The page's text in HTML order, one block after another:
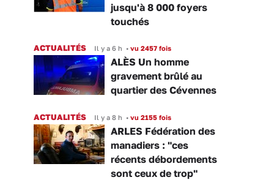
jusqu'à 8 000 foyers
touchés
ACTUALITÉS Il y a 6 h • vu 2457 fois
ALÈS Un homme
gravement brûlé au
quartier des Cévennes
ACTUALITÉS Il y a 8 h • vu 2155 fois
ARLES Fédération des
manadiers : "ces
récents débordements
sont ceux de trop"